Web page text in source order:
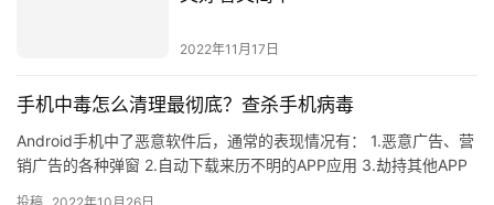
2022年11月17日
手机中毒怎么清理最彻底？查杀手机病毒
Android手机中了恶意软件后，通常的表现情况有： 1.恶意广告、营
销广告的各种弹窗 2.自动下载来历不明的APP应用 3.劫持其他APP
投稿 2022年10月26日